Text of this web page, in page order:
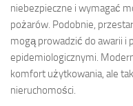
niebezpieczne i wymagać
pożarów. Podobnie,
mogą prowadzić do awarii i
epidemiologicznymi.
komfort użytkowania, ale
nieruchomości.